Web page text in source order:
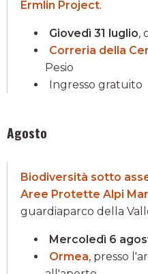
Ermlin Project.
Giovedì 31 luglio,
Correria della
Pesio
Ingresso gratuito
Agosto
Biodiversità sotto
Aree Protette Alpi
guardiaparco della
Mercoledì 6
Ormea, presso